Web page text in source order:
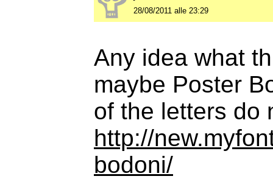
28/08/2011 alle 23:29
Any idea what
maybe Poster
of the letters do
http://
bodoni/